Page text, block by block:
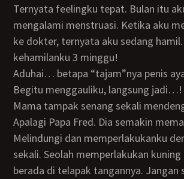
Ternyata feelingku tepat. Bulan itu aku tidak
mengalami menstruasi. Ketika aku
ke dokter, ternyata aku sedang
kehamilanku 3 minggu!
Aduhai… betapa “tajam”nya penis ayah tiriku itu.
Begitu menggauliku, langsung jadi…!
Mama tampak senang sekali
Apalagi Papa Fred. Dia semakin memanjakanku.
Melindungi dan memperlakukanku
sekali. Seolah memperlakukan
berada di telapak tangannya. Jangan